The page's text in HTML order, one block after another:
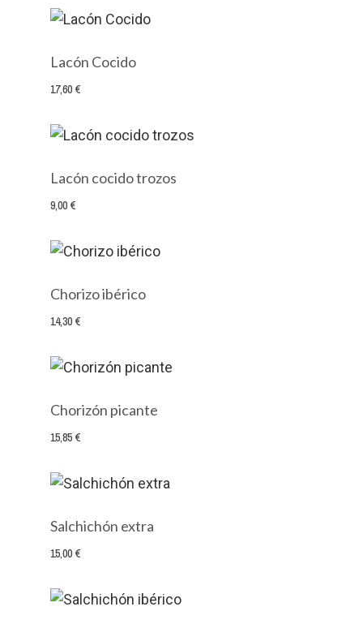
Lacón Cocido
17,60 €
Lacón cocido trozos
9,00 €
Chorizo ibérico
14,30 €
Chorizón picante
15,85 €
Salchichón extra
15,00 €